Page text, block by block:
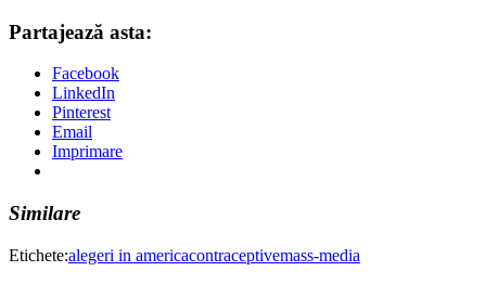
Partajează asta:
Facebook
LinkedIn
Pinterest
Email
Imprimare
Similare
Etichete:alegeri in americacontraceptivemass-media